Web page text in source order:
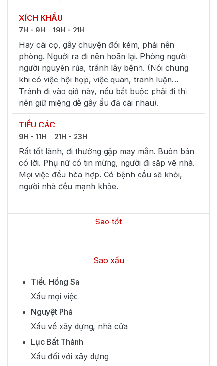
XÍCH KHẨU
7H - 9H 19H - 21H
Hay cãi cọ, gây chuyện đói kém, phải nên
phòng. Người ra đi nên hoãn lại. Phòng người
người nguyền rủa, tránh lây bệnh. (Nói chung
khi có việc hội họp, việc quan, tranh luận…
Tránh đi vào giờ này, nếu bắt buộc phải đi thì
nên giữ miệng dễ gây ẩu đả cãi nhau).
TIỂU CÁC
9H - 11H 21H - 23H
Rất tốt lành, đi thường gặp may mắn. Buôn bán
có lời. Phụ nữ có tin mừng, người đi sắp về nhà.
Mọi việc đều hòa hợp. Có bệnh cầu sẽ khỏi,
người nhà đều mạnh khỏe.
Sao tốt
Sao xấu
Tiểu Hồng Sa
Xấu mọi việc
Nguyệt Phá
Xấu về xây dựng, nhà cửa
Lục Bất Thành
Xấu đối với xây dựng